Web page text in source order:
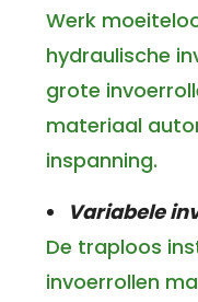
Werk
hydraulische
grote
materiaal
inspanning.
Variabele
De traploos
invoerrollen